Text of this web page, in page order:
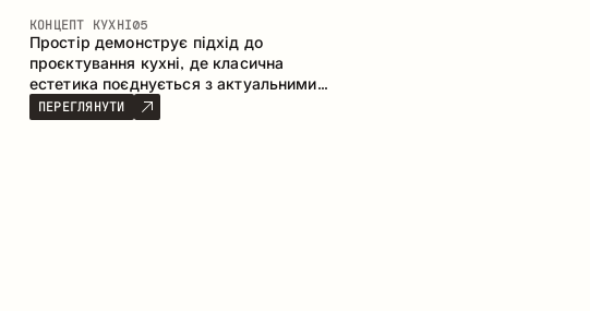
КОНЦЕПТ КУХНІ05
Простір демонструє підхід до
проєктування кухні, де класична
естетика поєднується з актуальними
матеріалами та продуманою
ергономікою. Світла палітра, чітка
ПЕРЕГЛЯНУТИ